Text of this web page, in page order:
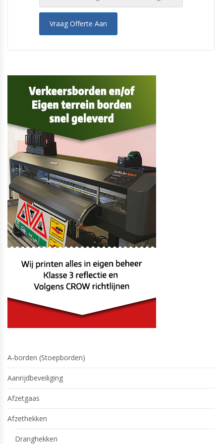
Vraag Offerte Aan
A-borden (Stoepborden)
Aanrijdbeveiliging
Afzetgaas
Afzethekken
Dranghekken